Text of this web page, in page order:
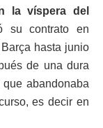
la víspera del
su contrato en
hasta junio
de una dura
abandonaba
es decir en